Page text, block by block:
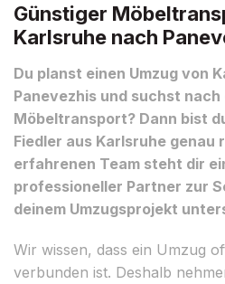
Günstiger
Karlsruhe nach
Du planst einen Umzug von
Panevezhis und suchst
Möbeltransport? Dann bist
Fiedler aus Karlsruhe
erfahrenen Team steht dir
professioneller Partner zur
deinem Umzugsprojekt
Wir wissen, dass ein Umzug
verbunden ist. Deshalb